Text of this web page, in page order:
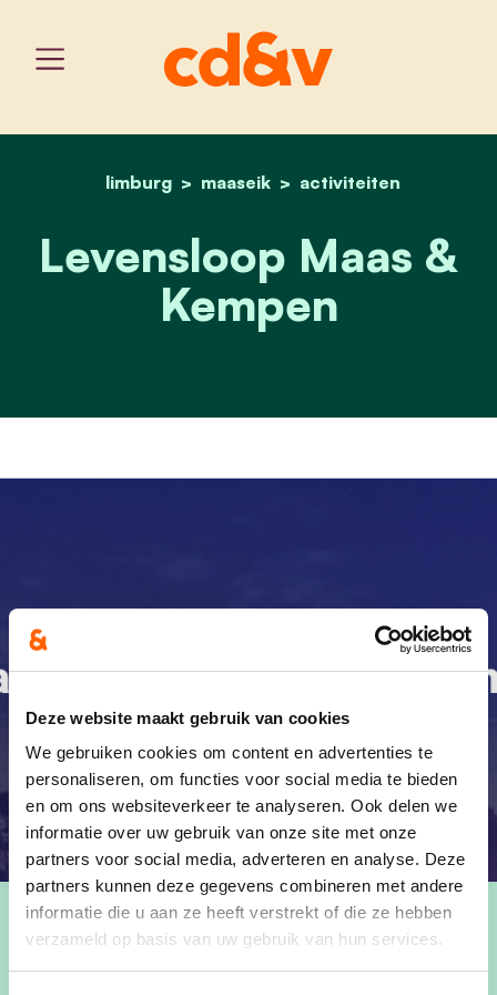
Deze website maakt gebruik van cookies
We gebruiken cookies om content en advertenties te
personaliseren, om functies voor social media te bieden
en om ons websiteverkeer te analyseren. Ook delen we
informatie over uw gebruik van onze site met onze
partners voor social media, adverteren en analyse. Deze
partners kunnen deze gegevens combineren met andere
informatie die u aan ze heeft verstrekt of die ze hebben
verzameld op basis van uw gebruik van hun services.
home
limburg maaseik activiteiten
maaseik_levensloop
Levensloop Maas &
Kempen